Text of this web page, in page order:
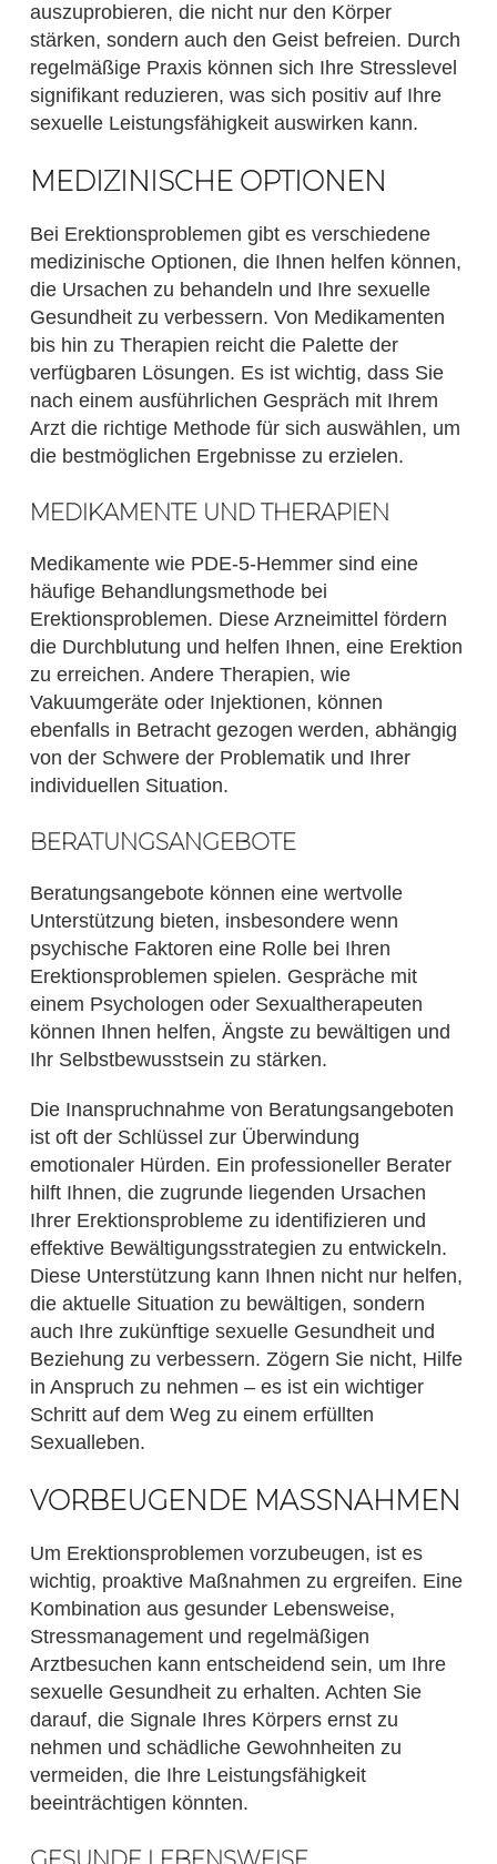
auszuprobieren, die nicht nur den Körper
stärken, sondern auch den Geist befreien. Durch
regelmäßige Praxis können sich Ihre Stresslevel
signifikant reduzieren, was sich positiv auf Ihre
sexuelle Leistungsfähigkeit auswirken kann.
MEDIZINISCHE OPTIONEN
Bei Erektionsproblemen gibt es verschiedene
medizinische Optionen, die Ihnen helfen können,
die Ursachen zu behandeln und Ihre sexuelle
Gesundheit zu verbessern. Von Medikamenten
bis hin zu Therapien reicht die Palette der
verfügbaren Lösungen. Es ist wichtig, dass Sie
nach einem ausführlichen Gespräch mit Ihrem
Arzt die richtige Methode für sich auswählen, um
die bestmöglichen Ergebnisse zu erzielen.
MEDIKAMENTE UND THERAPIEN
Medikamente wie PDE-5-Hemmer sind eine
häufige Behandlungsmethode bei
Erektionsproblemen. Diese Arzneimittel fördern
die Durchblutung und helfen Ihnen, eine Erektion
zu erreichen. Andere Therapien, wie
Vakuumgeräte oder Injektionen, können
ebenfalls in Betracht gezogen werden, abhängig
von der Schwere der Problematik und Ihrer
individuellen Situation.
BERATUNGSANGEBOTE
Beratungsangebote können eine wertvolle
Unterstützung bieten, insbesondere wenn
psychische Faktoren eine Rolle bei Ihren
Erektionsproblemen spielen. Gespräche mit
einem Psychologen oder Sexualtherapeuten
können Ihnen helfen, Ängste zu bewältigen und
Ihr Selbstbewusstsein zu stärken.
Die Inanspruchnahme von Beratungsangeboten
ist oft der Schlüssel zur Überwindung
emotionaler Hürden. Ein professioneller Berater
hilft Ihnen, die zugrunde liegenden Ursachen
Ihrer Erektionsprobleme zu identifizieren und
effektive Bewältigungsstrategien zu entwickeln.
Diese Unterstützung kann Ihnen nicht nur helfen,
die aktuelle Situation zu bewältigen, sondern
auch Ihre zukünftige sexuelle Gesundheit und
Beziehung zu verbessern. Zögern Sie nicht, Hilfe
in Anspruch zu nehmen – es ist ein wichtiger
Schritt auf dem Weg zu einem erfüllten
Sexualleben.
VORBEUGENDE MASSNAHMEN
Um Erektionsproblemen vorzubeugen, ist es
wichtig, proaktive Maßnahmen zu ergreifen. Eine
Kombination aus gesunder Lebensweise,
Stressmanagement und regelmäßigen
Arztbesuchen kann entscheidend sein, um Ihre
sexuelle Gesundheit zu erhalten. Achten Sie
darauf, die Signale Ihres Körpers ernst zu
nehmen und schädliche Gewohnheiten zu
vermeiden, die Ihre Leistungsfähigkeit
beeinträchtigen könnten.